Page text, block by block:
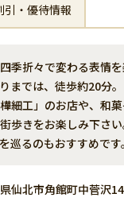
引・優待情報
季折々で変わる表情
までは、徒歩約20分。
細工」のお店や、和
歩きをお楽しみ下さい
巡るのもおすすめです。
仙北市角館町中菅沢14